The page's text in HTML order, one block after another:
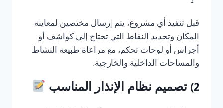
قبل تنفيذ أي مشروع، يتم إرسال مختصين لمعاينة
المكان وتحديد النقاط التي تحتاج إلى كواشف أو
أجراس أو لوحات تحكم، مع مراعاة طبيعة النشاط
والمساحات الداخلية والخارجية.
2) تصميم نظام الإنذار المناسب